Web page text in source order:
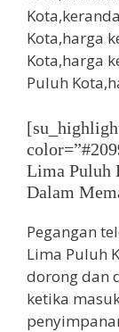
Lima Puluh
Dalam
Pegangan
Lima Puluh
dorong dan
ketika